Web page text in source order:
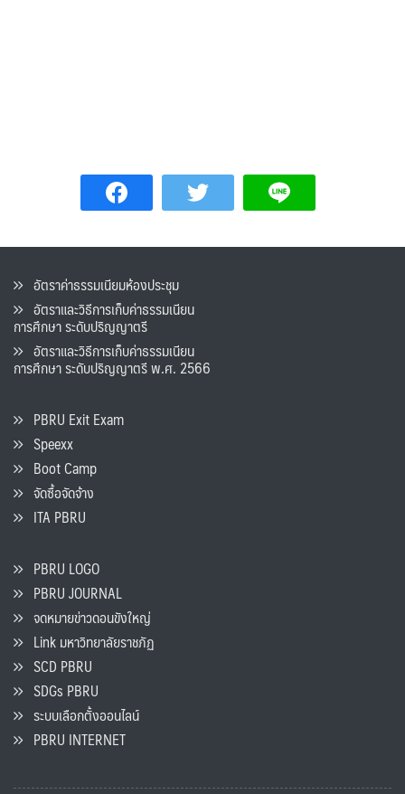
อัตราค่าธรรมเนียมห้องประชุม
อัตราและวิธีการเก็บค่าธรรมเนียน
การศึกษา ระดับปริญญาตรี
อัตราและวิธีการเก็บค่าธรรมเนียน
การศึกษา ระดับปริญญาตรี พ.ศ. 2566
PBRU Exit Exam
Speexx
Boot Camp
จัดซื้อจัดจ้าง
ITA PBRU
PBRU LOGO
PBRU JOURNAL
จดหมายข่าวดอนขังใหญ่
Link มหาวิทยาลัยราชภัฏ
SCD PBRU
SDGs PBRU
ระบบเลือกตั้งออนไลน์
PBRU INTERNET